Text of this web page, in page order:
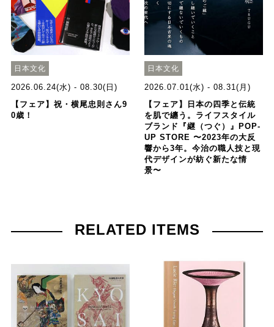
日本文化
2026.06.24(水) - 08.30(日)
【フェア】祝・横尾忠則さん9
0歳！
日本文化
2026.07.01(水) - 08.31(月)
【フェア】日本の四季と伝統
を肌で纏う。ライフスタイル
ブランド『継（つぐ）』POP-
UP STORE 〜2023年の大反
響から3年。今治の職人技と現
代デザインが紡ぐ新たな情
景〜
RELATED ITEMS